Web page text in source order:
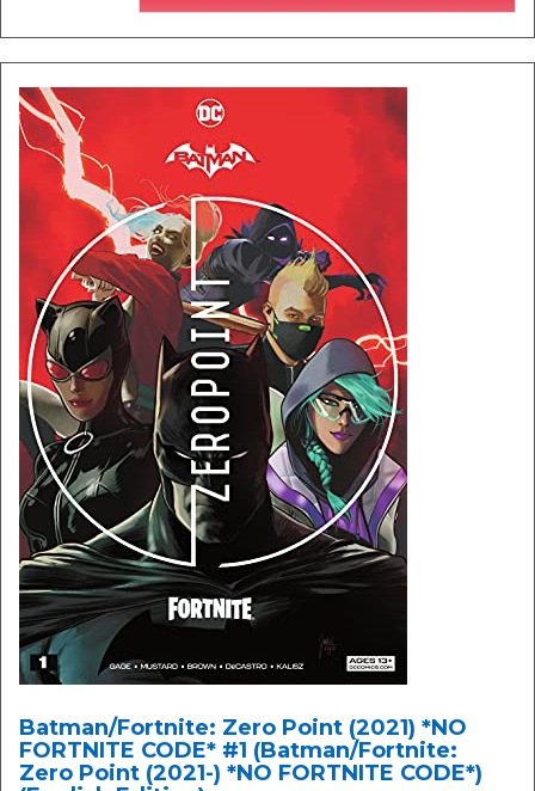
Batman/Fortnite: Zero Point (2021) *NO
FORTNITE CODE* #1 (Batman/Fortnite:
Zero Point (2021-) *NO FORTNITE CODE*)